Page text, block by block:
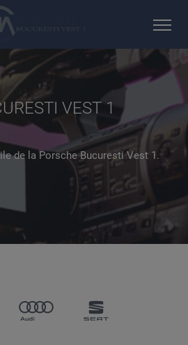
VEST 1
de la Porsche Bucuresti Vest 1.